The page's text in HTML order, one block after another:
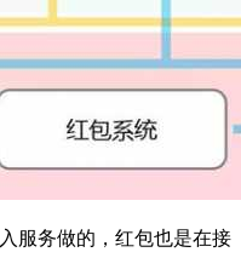
服务做的，红包也是在接